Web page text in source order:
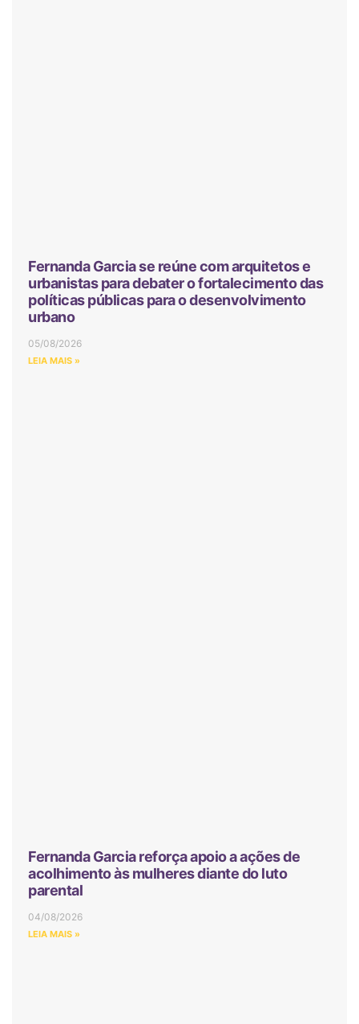
Fernanda Garcia se reúne com arquitetos e
urbanistas para debater o fortalecimento das
políticas públicas para o desenvolvimento
urbano
05/08/2026
LEIA MAIS »
Fernanda Garcia reforça apoio a ações de
acolhimento às mulheres diante do luto
parental
04/08/2026
LEIA MAIS »